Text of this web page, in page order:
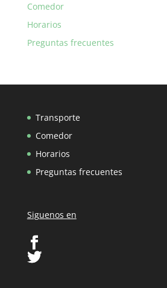
Comedor
Horarios
Preguntas frecuentes
Transporte
Comedor
Horarios
Preguntas frecuentes
Siguenos en